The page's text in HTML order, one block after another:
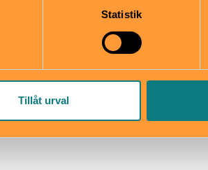
Statistik
Tillåt urval
och en rutschkana intill